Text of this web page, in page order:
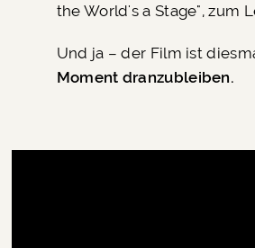
the World's a Stage", zum
Und ja – der Film ist
Moment dranzubleiben.